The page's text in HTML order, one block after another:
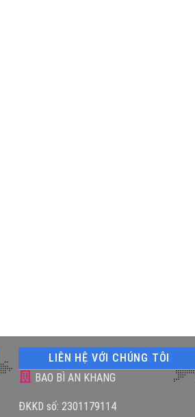
LIÊN HỆ VỚI CHÚNG TÔI
BAO BÌ AN KHANG
ĐKKD số: 2301179114